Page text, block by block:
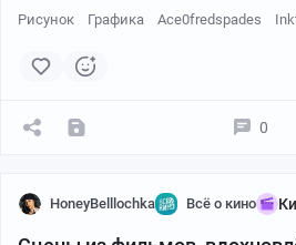
подружился с художником.
вдохновлено Monument Valley и
Рисунок Графика Ace0fredspades
0
HoneyBelllochka Всё о кино